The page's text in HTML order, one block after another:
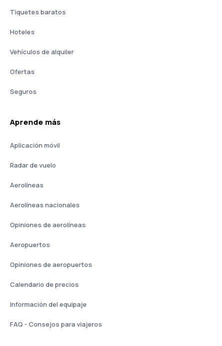
Tiquetes baratos
Hoteles
Vehículos de alquiler
Ofertas
Seguros
Aprende más
Aplicación móvil
Radar de vuelo
Aerolíneas
Aerolíneas nacionales
Opiniones de aerolíneas
Aeropuertos
Opiniones de aeropuertos
Calendario de precios
Información del equipaje
FAQ - Consejos para viajeros